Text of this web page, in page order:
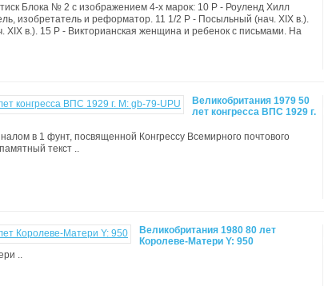
Блока № 2 с изображением 4-х марок: 10 P - Роуленд Хилл
изобретатель и реформатор. 11 1/2 P - Посыльный (нач. XIX в.).
XIX в.). 15 P - Викторианская женщина и ребенок с письмами. На
Великобритания 1979 50
лет конгресса ВПС 1929 г.
в 1 фунт, посвященной Конгрессу Всемирного почтового
текст ..
Великобритания 1980 80 лет
Королеве-Матери Y: 950
..